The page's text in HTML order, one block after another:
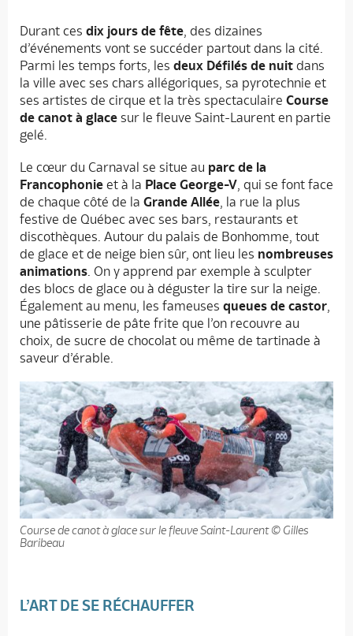
Durant ces dix jours de fête , des dizaines
d’événements vont se succéder partout dans la cité.
Parmi les temps forts, les deux Défilés de nuit dans
la ville avec ses chars allégoriques, sa pyrotechnie et
ses artistes de cirque et la très spectaculaire Course
de canot à glace sur le fleuve Saint-Laurent en partie
gelé.
Le cœur du Carnaval se situe au parc de la
Francophonie et à la Place George-V , qui se font face
de chaque côté de la Grande Allée , la rue la plus
festive de Québec avec ses bars, restaurants et
discothèques. Autour du palais de Bonhomme, tout
de glace et de neige bien sûr, ont lieu les nombreuses
animations . On y apprend par exemple à sculpter
des blocs de glace ou à déguster la tire sur la neige.
Également au menu, les fameuses queues de castor
une pâtisserie de pâte frite que l’on recouvre au
choix, de sucre de chocolat ou même de tartinade à
saveur d’érable.
Course de canot à glace sur le fleuve Saint-Laurent © Gilles
Baribeau
L’ART DE SE RÉCHAUFFER